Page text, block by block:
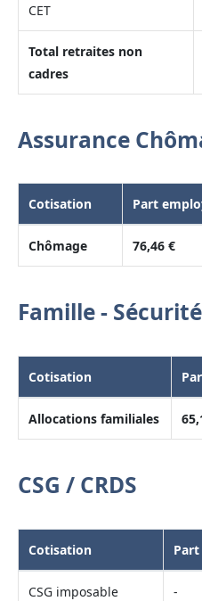
CET
Total retraites non
cadres
Assurance
Cotisation Part
Chômage 76,46 €
Famille -
Cotisation
Allocations familiales
CSG / CRDS
Cotisation
CSG imposable -